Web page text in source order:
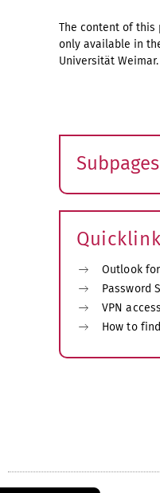
The content of this
only available in
Universität Weimar.
Subpages
submenu
Outlook
Password
VPN access
How to